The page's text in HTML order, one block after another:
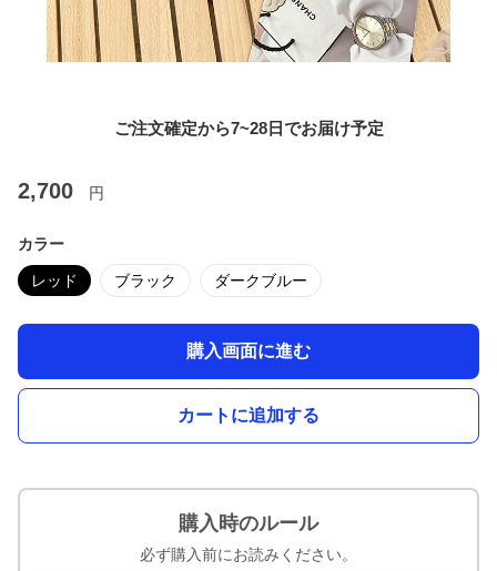
ご注文確定から7~28日でお届け予定
2,700 円
カラー
レッド ブラック ダークブルー
購入画面に進む
カートに追加する
購入時のルール
必ず購入前にお読みください。